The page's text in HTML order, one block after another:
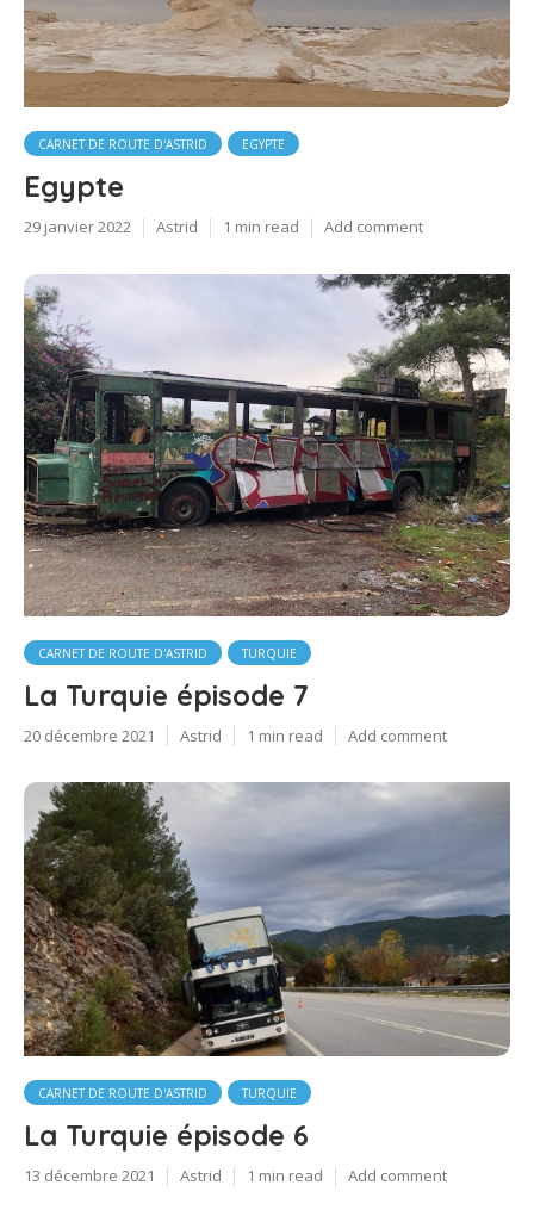
CARNET DE ROUTE D'ASTRID EGYPTE
Egypte
29 janvier 2022 Astrid 1 min read Add comment
CARNET DE ROUTE D'ASTRID TURQUIE
La Turquie épisode 7
20 décembre 2021 Astrid 1 min read Add comment
CARNET DE ROUTE D'ASTRID TURQUIE
La Turquie épisode 6
13 décembre 2021 Astrid 1 min read Add comment